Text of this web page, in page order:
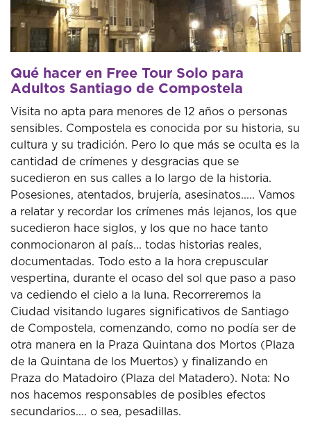
Qué hacer en Free Tour Solo para
Adultos Santiago de Compostela
Visita no apta para menores de 12 años o personas
sensibles. Compostela es conocida por su historia, su
cultura y su tradición. Pero lo que más se oculta es la
cantidad de crímenes y desgracias que se
sucedieron en sus calles a lo largo de la historia.
Posesiones, atentados, brujería, asesinatos..... Vamos
a relatar y recordar los crímenes más lejanos, los que
sucedieron hace siglos, y los que no hace tanto
conmocionaron al país... todas historias reales,
documentadas. Todo esto a la hora crepuscular
vespertina, durante el ocaso del sol que paso a paso
va cediendo el cielo a la luna. Recorreremos la
Ciudad visitando lugares significativos de Santiago
de Compostela, comenzando, como no podía ser de
otra manera en la Praza Quintana dos Mortos (Plaza
de la Quintana de los Muertos) y finalizando en
Praza do Matadoiro (Plaza del Matadero). Nota: No
nos hacemos responsables de posibles efectos
secundarios.... o sea, pesadillas.